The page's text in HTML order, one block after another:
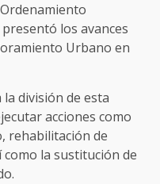
los avances
Urbano en
división de esta
acciones como
rehabilitación de
la sustitución de